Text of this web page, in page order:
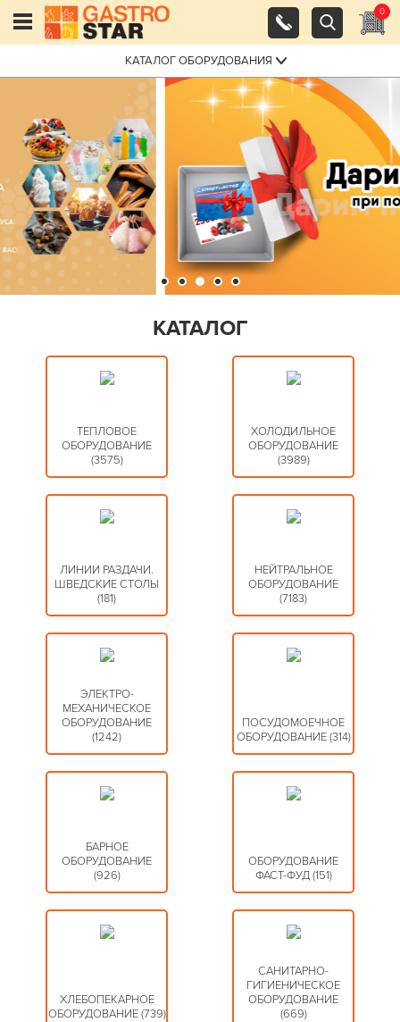
0
КАТАЛОГ ОБОРУДОВАНИЯ
КАТАЛОГ
ТЕПЛОВОЕ
ОБОРУДОВАНИЕ
(3575)
ХОЛОДИЛЬНОЕ
ОБОРУДОВАНИЕ
(3989)
ЛИНИИ РАЗДАЧИ.
ШВЕДСКИЕ СТОЛЫ
(181)
НЕЙТРАЛЬНОЕ
ОБОРУДОВАНИЕ
(7183)
ЭЛЕКТРО­
МЕХАНИЧЕСКОЕ
ОБОРУДОВАНИЕ
(1242)
ПОСУДОМОЕЧНОЕ
ОБОРУДОВАНИЕ(314)
БАРНОЕ
ОБОРУДОВАНИЕ
(926)
ОБОРУДОВАНИЕ
ФАСТ-ФУД(151)
ХЛЕБОПЕКАРНОЕ
ОБОРУДОВАНИЕ(739)
САНИТАРНО-
ГИГИЕНИЧЕСКОЕ
ОБОРУДОВАНИЕ
(669)